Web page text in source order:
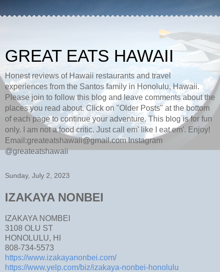
GREAT EATS HAWAII
Honest reviews of Hawaii restaurants and travel
experiences from the Santos family in Honolulu, Hawaii.
Please join to follow this blog and leave comments about the
places you read about. Click on "Older Posts" at the bottom
of each page to continue your adventure. This blog is for fun
only. I am not a food critic. Just call em' like I eat em'. Enjoy!
Email:greateatshawaii@gmail.com Instagram
@greateatshawaii
Sunday, July 2, 2023
IZAKAYA NONBEI
IZAKAYA NOMBEI
3108 OLU ST
HONOLULU, HI
808-734-5573
https://www.izakayanonbei.com/
https://www.yelp.com/biz/izakaya-nonbei-honolulu